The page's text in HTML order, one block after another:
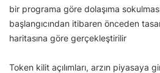
bir programa göre dolaşıma
başlangıcından itibaren önceden
haritasına göre gerçekleştirilir
Token kilit açılımları, arzın piyasaya